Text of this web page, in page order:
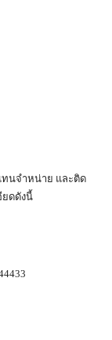
ทนจำหน่าย และติด
ยดดังนี้